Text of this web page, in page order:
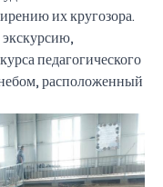
их кругозора.
педагогического
расположенный